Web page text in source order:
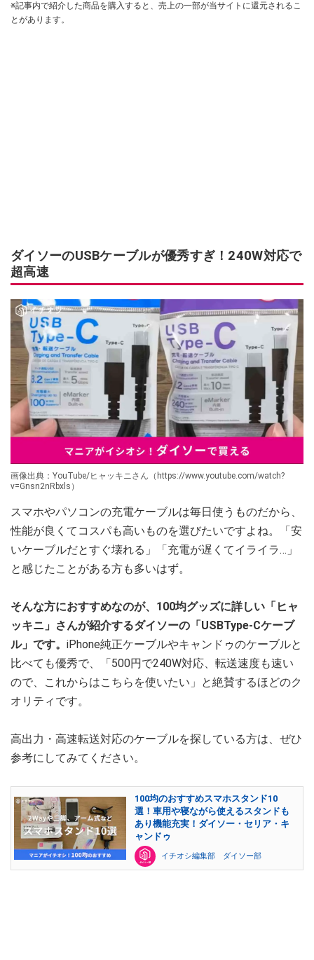
※記事内で紹介した商品を購入すると、売上の一部が当サイトに還元されるこ
とがあります。
ダイソーのUSBケーブルが優秀すぎ！240W対応で
超高速
画像出典：YouTube/ヒャッキニさん（https://www.youtube.com/watch?
v=Gnsn2nRbxls）
スマホやパソコンの充電ケーブルは毎日使うものだから、
性能が良くてコスパも高いものを選びたいですよね。「安
いケーブルだとすぐ壊れる」「充電が遅くてイライラ…」
と感じたことがある方も多いはず。
そんな方におすすめなのが、100均グッズに詳しい「ヒャ
ッキニ」さんが紹介するダイソーの「USBType-Cケーブ
ル」です。 iPhone純正ケーブルやキャンドゥのケーブルと
比べても優秀で、「500円で240W対応、転送速度も速い
ので、これからはこちらを使いたい」と絶賛するほどのク
オリティです。
高出力・高速転送対応のケーブルを探している方は、ぜひ
参考にしてみてください。
100均のおすすめスマホスタンド10
選！車用や寝ながら使えるスタンドも
あり機能充実！ダイソー・セリア・キ
ャンドゥ
イチオシ編集部 ダイソー部